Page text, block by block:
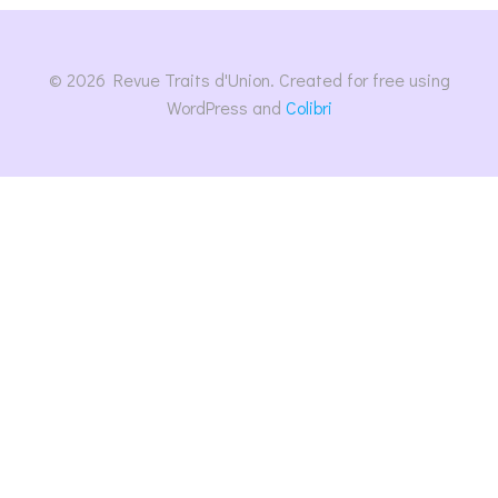
© 2026 Revue Traits d'Union. Created for free using
WordPress and Colibri